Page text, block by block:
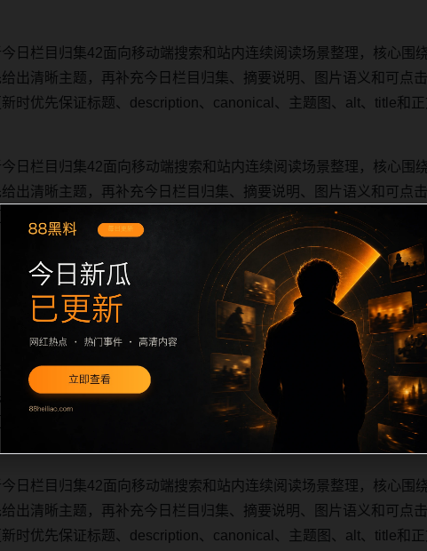
日栏目归集42面向移动端搜索和站内连续阅读场景整理，核心围
出清晰主题，再补充今日栏目归集、摘要说明、图片语义和可点
时优先保证标题、description、canonical、主题图、alt、title和
日栏目归集42面向移动端搜索和站内连续阅读场景整理，核心围
出清晰主题，再补充今日栏目归集、摘要说明、图片语义和可点
时优先保证标题、description、canonical、主题图、alt、title和
日栏目归集42面向移动端搜索和站内连续阅读场景整理，核心围
出清晰主题，再补充今日栏目归集、摘要说明、图片语义和可点
时优先保证标题、description、canonical、主题图、alt、title和
日栏目归集42面向移动端搜索和站内连续阅读场景整理，核心围
出清晰主题，再补充今日栏目归集、摘要说明、图片语义和可点
时优先保证标题、description、canonical、主题图、alt、title和